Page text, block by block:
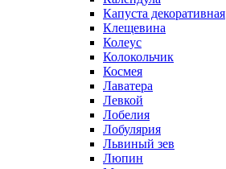
Капуста декоративная
Клещевина
Колеус
Колокольчик
Космея
Лаватера
Левкой
Лобелия
Лобулярия
Львиный зев
Люпин